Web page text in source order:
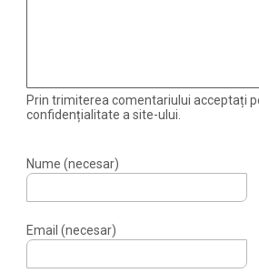
Prin trimiterea comentariului acceptați
confidențialitate a site-ului.
Nume (necesar)
Email (necesar)